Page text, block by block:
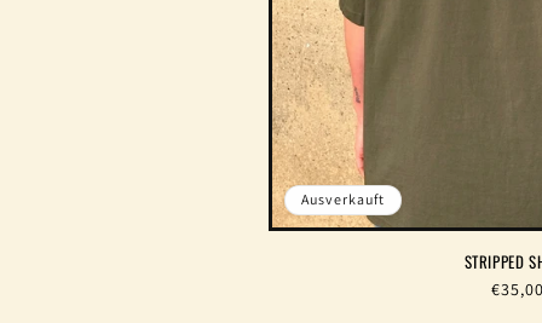
Ausverkauft
STRIPPED